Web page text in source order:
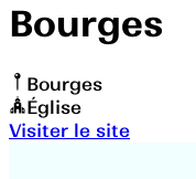
Bourges
Bourges
Église
Visiter le site